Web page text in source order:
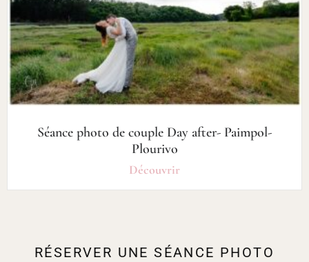
Séance photo de couple Day after- Paimpol-
Plourivo
Découvrir
RÉSERVER UNE SÉANCE PHOTO